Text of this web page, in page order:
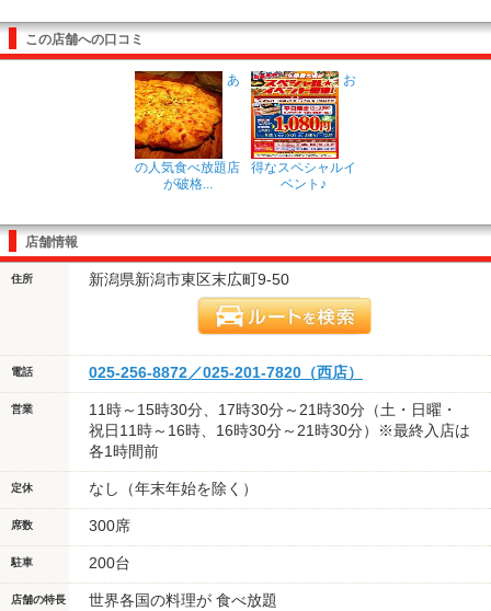
この店舗への口コミ
あ
の人気食べ放題店
が破格...
お
得なスペシャルイ
ベント♪
店舗情報
住所 新潟県新潟市東区末広町9-50
電話 025-256-8872／025-201-7820（西店）
営業
11時～15時30分、17時30分～21時30分（土・日曜・
祝日11時～16時、16時30分～21時30分）※最終入店は
各1時間前
定休 なし（年末年始を除く）
席数 300席
駐車 200台
店舗の特長 世界各国の料理が 食べ放題